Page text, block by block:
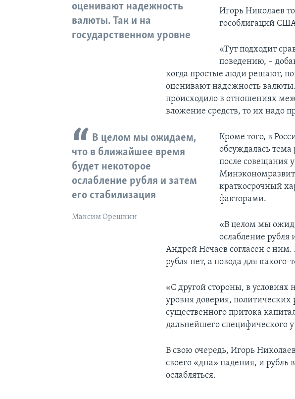
оценивают надежность
валюты. Так и на
государственном уровне
Игорь Николаев
гособлигаций
«Тут подходит
поведению, –
когда простые люди решают,
оценивают надежность
происходило в отношениях
вложение средств, то их надо
В целом мы ожидаем,
что в ближайшее время
будет некоторое
ослабление рубля и затем
его стабилизация
Максим Орешкин
Кроме того, в
обсуждалась
после совещания
краткосрочный
факторами.
«В целом мы
ослабление рубля
Андрей Нечаев согласен с ним.
рубля нет, а повода для
«С другой стороны, в условиях
уровня доверия,
существенного притока
дальнейшего специфического
В свою очередь, Игорь
своего «дна» падения, и
ослабляться.